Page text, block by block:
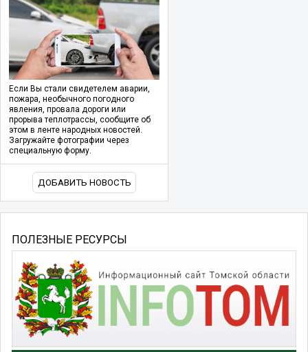
Если Вы стали свидетелем аварии,
пожара, необычного погодного
явления, провала дороги или
прорыва теплотрассы, сообщите об
этом в ленте народных новостей.
Загружайте фотографии через
специальную форму.
ДОБАВИТЬ НОВОСТЬ
ПОЛЕЗНЫЕ РЕСУРСЫ